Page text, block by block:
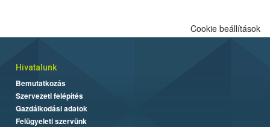
Cookie beállítások
Hivatalunk
Bemutatkozás
Szervezeti felépítés
Gazdálkodási adatok
Felügyeleti szervünk